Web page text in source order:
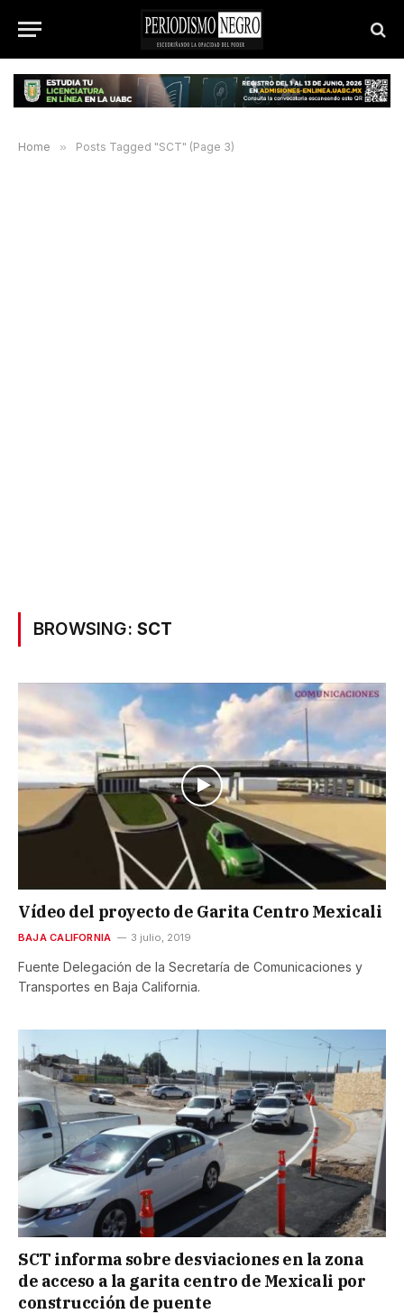
Home » Posts Tagged "SCT" (Page 3)
BROWSING: SCT
Vídeo del proyecto de Garita Centro Mexicali
BAJA CALIFORNIA 3 julio, 2019
Fuente Delegación de la Secretaría de Comunicaciones y
Transportes en Baja California.
SCT informa sobre desviaciones en la zona
de acceso a la garita centro de Mexicali por
construcción de puente